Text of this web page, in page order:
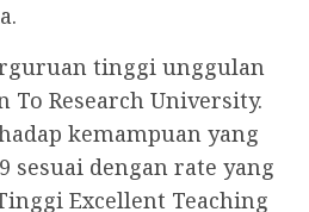
tinggi unggulan
Research University.
kemampuan yang
sesuai dengan rate yang
Excellent Teaching